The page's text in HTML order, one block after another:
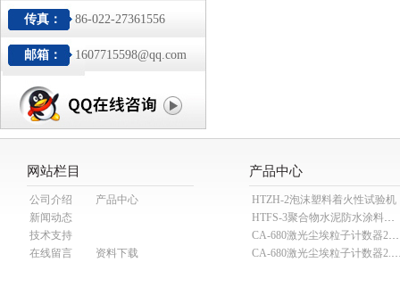
传真： 86-022-27361556
邮箱： 1607715598@qq.com
网站栏目
公司介绍
产品中心
新闻动态
技术支持
在线留言
资料下载
产品中心
HTZH-2泡沫塑料着火性试验机
HTFS-3聚合物水泥防水涂料分散机
CA-680激光尘埃粒子计数器28.3L
CA-680激光尘埃粒子